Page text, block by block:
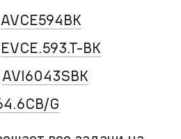
AVCE594BK
EVCE.593.T-BK
AVI6043SBK
G